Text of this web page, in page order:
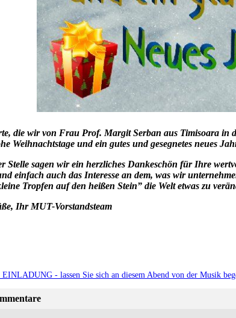
die wir von Frau Prof. Margit Serban aus Timisoara in
Weihnachtstage und ein gutes und gesegnetes neues
Stelle sagen wir ein herzliches Dankeschön für Ihre
einfach auch das Interesse an dem, was wir
Tropfen auf den heißen Stein” die Welt etwas zu
Ihr MUT-Vorstandsteam
- lassen Sie sich an diesem Abend von der Musik